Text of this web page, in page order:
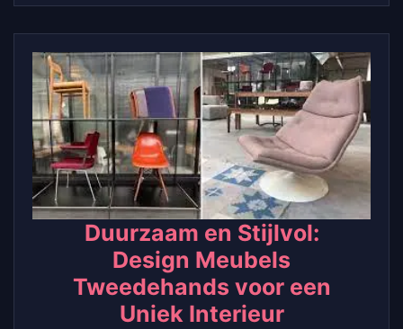
Duurzaam en Stijlvol:
Design Meubels
Tweedehands voor een
Uniek Interieur